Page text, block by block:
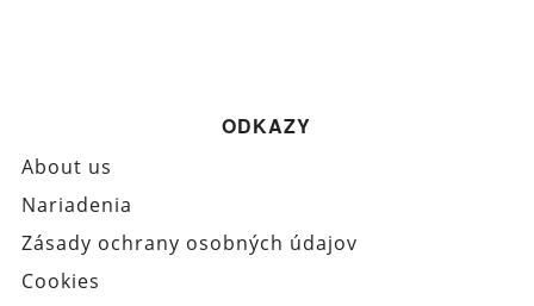
ODKAZY
About us
Nariadenia
Zásady ochrany osobných údajov
Cookies